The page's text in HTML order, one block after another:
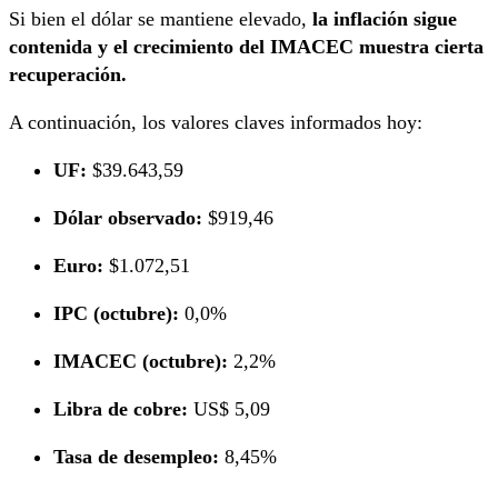
Si bien el dólar se mantiene elevado, la inflación sigue
contenida y el crecimiento del IMACEC muestra cierta
recuperación.
A continuación, los valores claves informados hoy:
UF: $39.643,59
Dólar observado: $919,46
Euro: $1.072,51
IPC (octubre): 0,0%
IMACEC (octubre): 2,2%
Libra de cobre: US$ 5,09
Tasa de desempleo: 8,45%